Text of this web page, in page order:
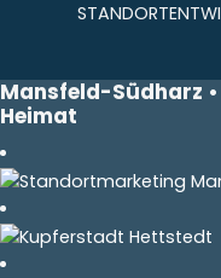
Mansfeld-Südharz
Heimat